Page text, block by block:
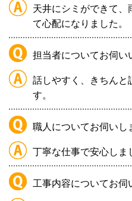
天井にシミができて、
て心配になりました。
担当者についてお伺い
話しやすく、きちんと
す。
職人についてお伺いし
丁寧な仕事で安心しま
工事内容についてお伺